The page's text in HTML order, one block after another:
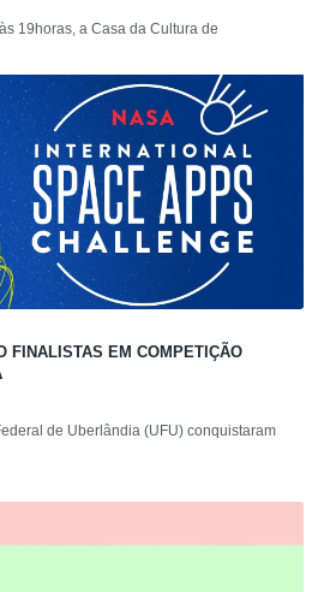
19horas, a Casa da Cultura de
FINALISTAS EM COMPETIÇÃO
de Uberlândia (UFU) conquistaram